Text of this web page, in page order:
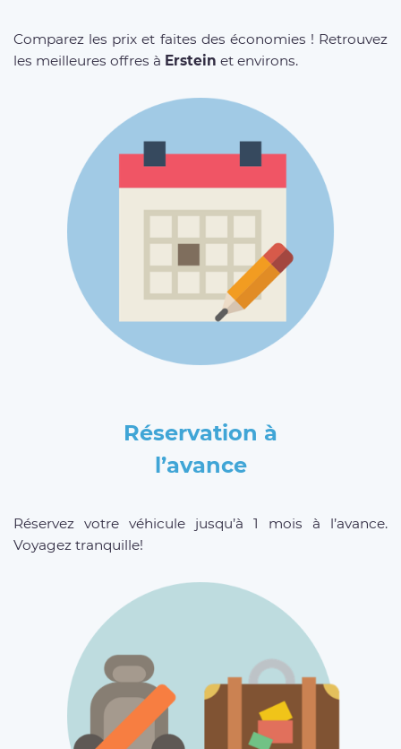
Comparez les prix et faites des économies ! Retrouvez
les meilleures offres à Erstein et environs.
Réservation à
l’avance
Réservez votre véhicule jusqu’à 1 mois à l’avance.
Voyagez tranquille!